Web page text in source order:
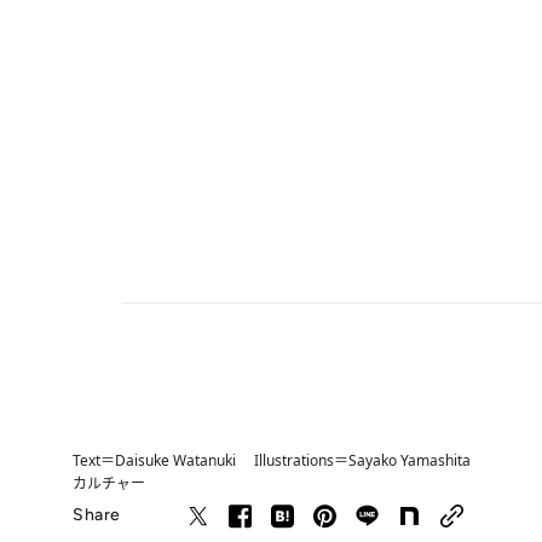
Text＝Daisuke Watanuki Illustrations＝Sayako Yamashita
カルチャー
Share